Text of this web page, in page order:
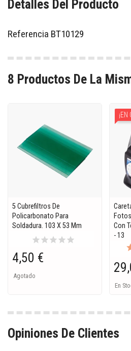
Detalles Del Producto
Referencia BT10129
8 Productos De La
5 Cubrefiltros De
Policarbonato Para
Soldadura. 103 X 53 Mm
starstarstarstarstar
4,50 €
Agotado
Con
- 13
En
¡EN
Opiniones De Clientes